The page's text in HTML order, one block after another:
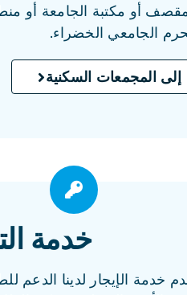
أو مكتبة الجامعة أو
الجامعي الخضراء.
إلى المجمعات السكنية
خدمة
خدمة الإيجار لدينا الدعم